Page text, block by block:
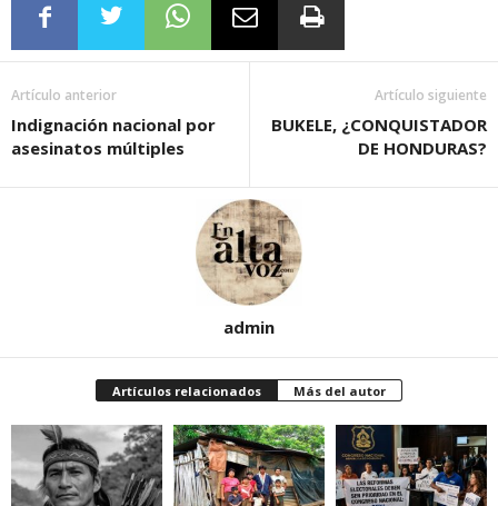
Artículo anterior
Indignación nacional por
asesinatos múltiples
Artículo siguiente
BUKELE, ¿CONQUISTADOR
DE HONDURAS?
admin
Artículos relacionados Más del autor